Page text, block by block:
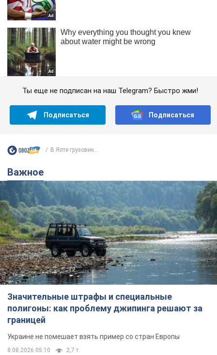
Ты еще не подписан на наш Telegram? Быстро жми!
Подписаться Подписаться
В Ялте грузовик...
Важное
Значительные штрафы и специальные
полигоны: как проблему джипинга решают за
границей
Украине не помешает взять пример со стран Европы
8.08.2026 05:10 2,7 т.